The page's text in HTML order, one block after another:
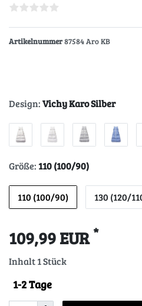
Artikelnummer87584 Aro KB
Design:Vichy Karo Silber
Größe:110 (100/90)
110 (100/90) 130 (120/
109,99 EUR *
Inhalt1Stück
1-2 Tage